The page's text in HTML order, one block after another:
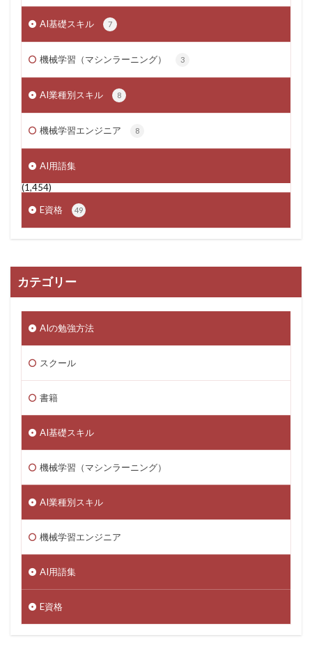
AI基礎スキル 7
機械学習（マシンラーニング） 3
AI業種別スキル 8
機械学習エンジニア 8
AI用語集
(1,454)
E資格
49
カテゴリー
AIの勉強方法
スクール
書籍
AI基礎スキル
機械学習（マシンラーニング）
AI業種別スキル
機械学習エンジニア
AI用語集
E資格